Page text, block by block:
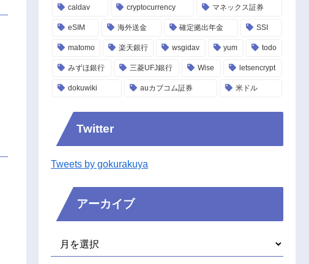
caldav cryptocurrency マネックス証券
eSIM 海外送金 確定拠出年金 SSI
matomo 楽天銀行 wsgidav yum todo
みずほ銀行 三菱UFJ銀行 Wise letsencrypt
dokuwiki auカブコム証券 米ドル
Twitter
Tweets by gokurakuya
アーカイブ